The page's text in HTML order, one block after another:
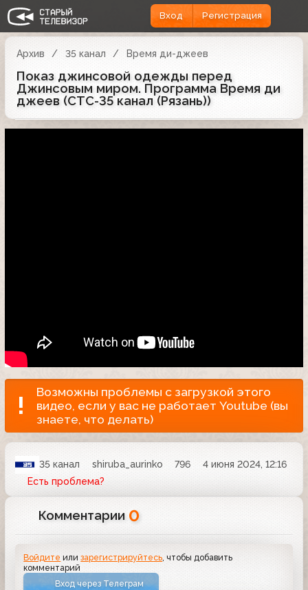
Вход Регистрация
Архив 35 канал Время ди-джеев
Показ джинсовой одежды перед
Джинсовым миром. Программа Время ди
джеев (СТС-35 канал (Рязань))
Возможны проблемы с загрузкой этого
видео, если у вас не работает Youtube (вы
знаете, что делать)
35 канал shiruba_aurinko 796
4 июня 2024, 12:16
Есть проблема?
Комментарии 0
Войдите илизарегистрируйтесь , чтобы добавить
комментарий
Вход через Телеграм